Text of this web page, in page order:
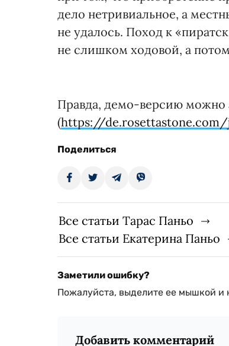
дело нетривиальное, а
не удалось. Поход к
не слишком ходовой, а
Правда, демо-версию можно
(https://
Поделиться
Все статьи Тарас Паньо
Все статьи Екатерина Паньо
Заметили ошибку?
Пожалуйста, выделите ее мышкой
Добавить комментарий